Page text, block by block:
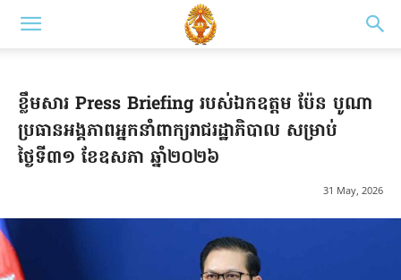
ខ្លឹមសារ Press Briefing របស់ឯកឧត្តម ប៉ែន បូណា
ប្រធានអង្គភាពអ្នកនាំពាក្យរាជរដ្ឋាភិបាល សម្រាប់
ថ្ងៃទី៣១ ខែឧសភា ឆ្នាំ២០២៦
31 May, 2026